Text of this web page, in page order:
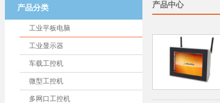
产品分类
工业平板电脑
工业显示器
车载工控机
微型工控机
多网口工控机
产品中心